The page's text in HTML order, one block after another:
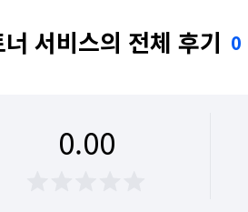
서비스의 전체 후기 0
0.00